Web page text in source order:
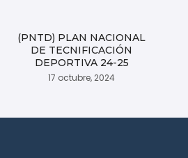
(PNTD) PLAN NACIONAL
DE TECNIFICACIÓN
DEPORTIVA 24-25
17 octubre, 2024